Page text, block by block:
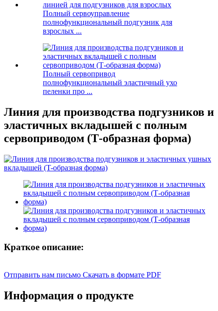
Полный сервоуправление
полнофункциональный подгузник для
взрослых ...
Полный сервопривод
полнофункциональный эластичный ухо
пеленки про ...
Линия для производства подгузников и
эластичных вкладышей с полным
сервоприводом (Т-образная форма)
Краткое описание:
Отправить нам письмо Скачать в формате PDF
Информация о продукте